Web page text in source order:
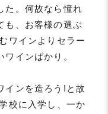
た。何故なら憧れ
も、お客様の選ぶ
ワインよりセラー
インばかり。
インを造ろう!と故
校に入学し、一か